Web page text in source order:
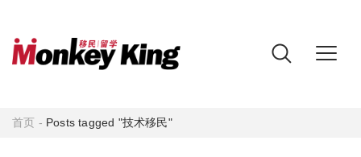
首页 - Posts tagged "技术移民"